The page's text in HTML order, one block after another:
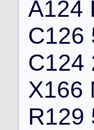
A124
C126
C124
X166
R129